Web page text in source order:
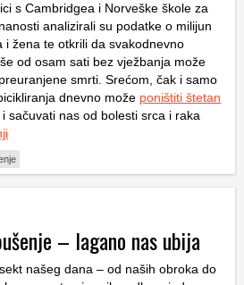
s Cambridgea i Norveške škole za
analizirali su podatke o milijun
i žena te otkrili da svakodnevno
od osam sati bez vježbanja može
smrti. Srećom, čak i samo
dnevno može poništiti štetan
sačuvati nas od bolesti srca i raka
– lagano nas ubija
našeg dana – od naših obroka do